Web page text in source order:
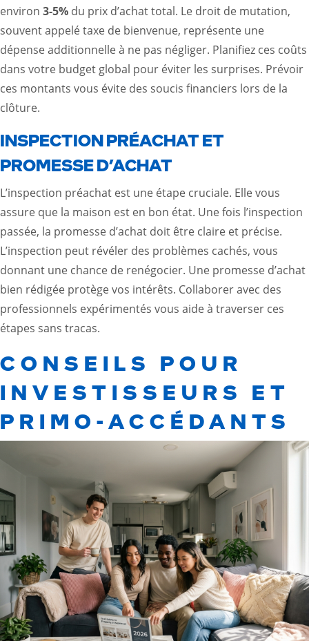
environ 3-5% du prix d’achat total. Le droit de mutation,
souvent appelé taxe de bienvenue, représente une
dépense additionnelle à ne pas négliger. Planifiez ces coûts
dans votre budget global pour éviter les surprises. Prévoir
ces montants vous évite des soucis financiers lors de la
clôture.
INSPECTION PRÉACHAT ET
PROMESSE D’ACHAT
L’inspection préachat est une étape cruciale. Elle vous
assure que la maison est en bon état. Une fois l’inspection
passée, la promesse d’achat doit être claire et précise.
L’inspection peut révéler des problèmes cachés, vous
donnant une chance de renégocier. Une promesse d’achat
bien rédigée protège vos intérêts. Collaborer avec des
professionnels expérimentés vous aide à traverser ces
étapes sans tracas.
CONSEILS POUR
INVESTISSEURS ET
PRIMO-ACCÉDANTS